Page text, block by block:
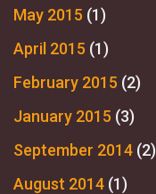
May 2015 (1)
April 2015 (1)
February 2015 (2)
January 2015 (3)
September 2014 (2)
August 2014 (1)